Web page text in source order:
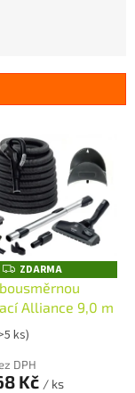
Z
D
A
R
A
ZDARMA
Alliance 9,0 m
ks)
DPH
Kč / ks